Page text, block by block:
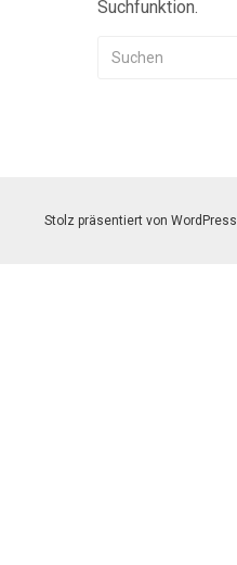
Suchfunktion.
Stolz präsentiert von WordPress